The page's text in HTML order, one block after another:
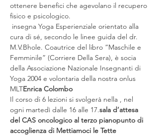
ottenere benefici che agevolano il recupero
fisico e psicologico.
cura di sé, secondo le linee guida del dr.
M.V.Bhole. Coautrice del libro “Maschile e
Femminile” (Corriere Della Sera), è socia
della Associazione Nazionale Insegnanti di
Yoga 2004 e volontaria della nostra onlus
MLTEnrica Colombo
Il corso di 6 lezioni si svolgerà nella , nel
ogni martedì dalle 16 alle 17.sala d’attesa
del CAS oncologico al terzo pianopunto di
accoglienza di Mettiamoci le Tette